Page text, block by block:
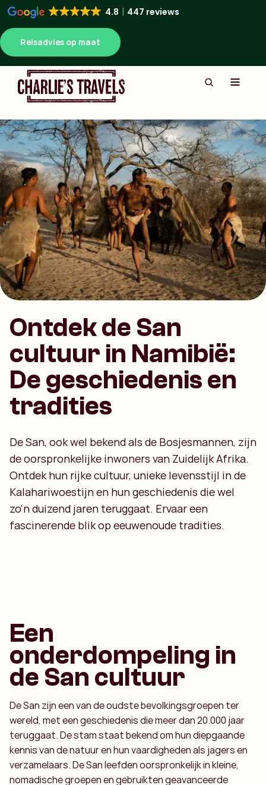
4.8 447 reviews
Reisadvies op maat
Ontdek de San
cultuur in Namibië:
De geschiedenis en
tradities
De San, ook wel bekend als de Bosjesmannen, zijn
de oorspronkelijke inwoners van Zuidelijk Afrika.
Ontdek hun rijke cultuur, unieke levensstijl in de
Kalahariwoestijn en hun geschiedenis die wel
zo'n duizend jaren teruggaat. Ervaar een
fascinerende blik op eeuwenoude tradities.
Een
onderdompeling in
de San cultuur
De San zijn een van de oudste bevolkingsgroepen ter
wereld, met een geschiedenis die meer dan 20.000 jaar
teruggaat. De stam staat bekend om hun diepgaande
kennis van de natuur en hun vaardigheden als jagers en
verzamelaars. De San leefden oorspronkelijk in kleine,
nomadische groepen en gebruikten geavanceerde